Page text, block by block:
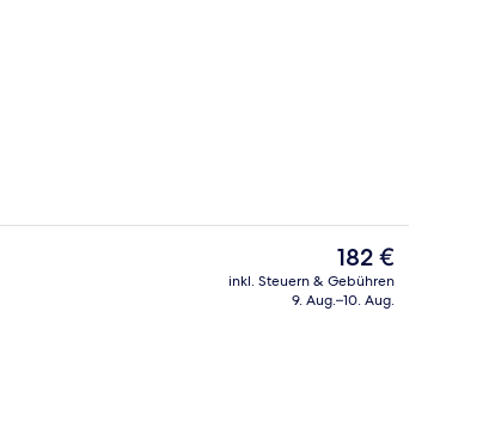
Superior-Zimmer | Minibar,
Der
aktuelle
Preis
182 €
inkl. Steuern & Gebühren
9. Aug.–10. Aug.